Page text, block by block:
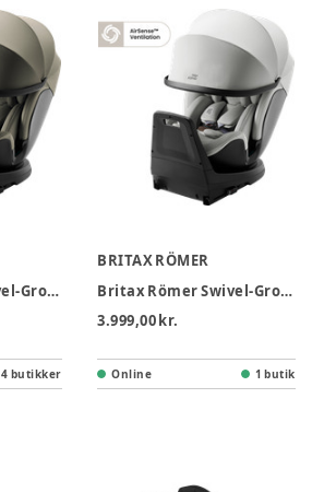
Britax Römer Swivel-Grow Max Air Autostol - Lux - Urban Olive
4 butikker
BRITAX RÖMER
Britax Römer Swivel-Grow Max Air Autostol - Lux - Linen Grey
3.999,00 kr.
Online 1 butik